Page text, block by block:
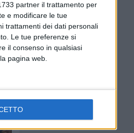
partner il trattamento per
e modificare le tue
trattamenti dei dati personali
Le tue preferenze si
il consenso in qualsiasi
pagina web.